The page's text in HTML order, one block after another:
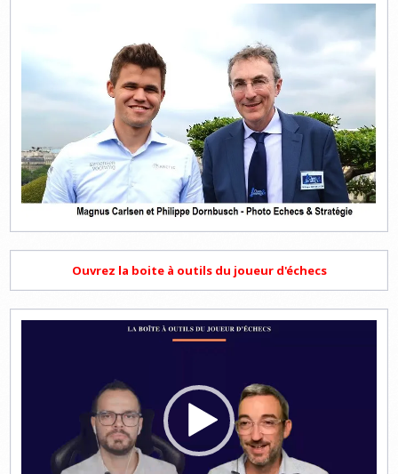
Ouvrez la boite à outils du joueur d'échecs